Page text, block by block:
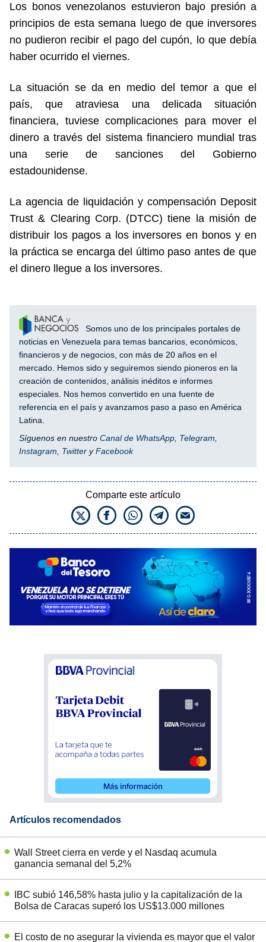
Los bonos venezolanos estuvieron bajo presión a
principios de esta semana luego de que inversores
no pudieron recibir el pago del cupón, lo que debía
haber ocurrido el viernes.
La situación se da en medio del temor a que el
país, que atraviesa una delicada situación
financiera, tuviese complicaciones para mover el
dinero a través del sistema financiero mundial tras
una serie de sanciones del Gobierno
estadounidense.
La agencia de liquidación y compensación Deposit
Trust & Clearing Corp. (DTCC) tiene la misión de
distribuir los pagos a los inversores en bonos y en
la práctica se encarga del último paso antes de que
el dinero llegue a los inversores.
Somos uno de los principales portales de
noticias en Venezuela para temas bancarios, económicos,
financieros y de negocios, con más de 20 años en el
mercado. Hemos sido y seguiremos siendo pioneros en la
creación de contenidos, análisis inéditos e informes
especiales. Nos hemos convertido en una fuente de
referencia en el país y avanzamos paso a paso en América
Latina.
Síguenos en nuestro Canal de WhatsApp, Telegram,
Instagram, Twitter yFacebook
Comparte este artículo
Artículos recomendados
Wall Street cierra en verde y el Nasdaq acumula
ganancia semanal del 5,2%
IBC subió 146,58% hasta julio y la capitalización de la
Bolsa de Caracas superó los US$13.000 millones
El costo de no asegurar la vivienda es mayor que el valor